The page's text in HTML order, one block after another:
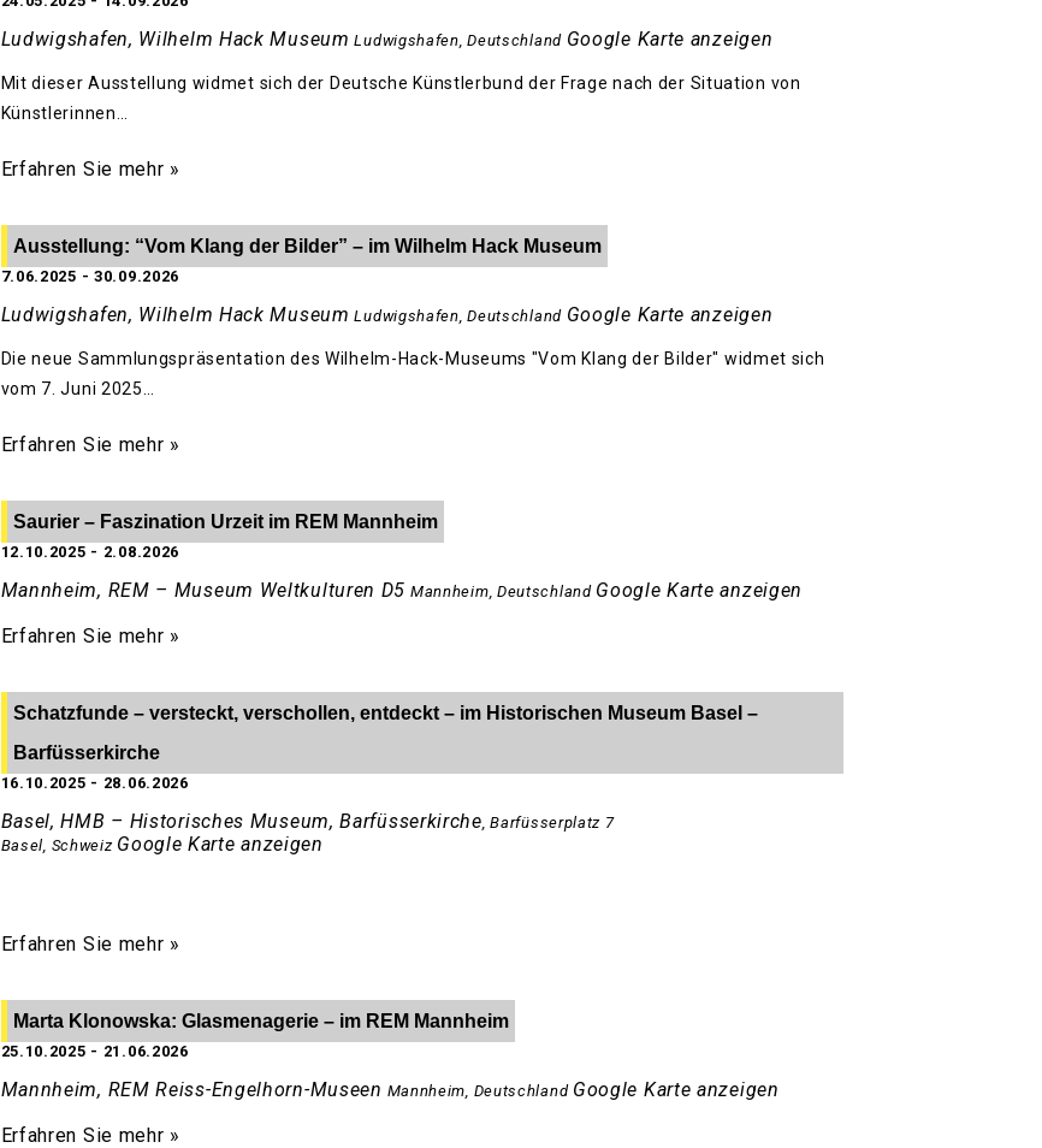
Ludwigshafen, Wilhelm Hack Museum Ludwigshafen Deutschland Google Karte anzeigen
Mit dieser Ausstellung widmet sich der Deutsche Künstlerbund der Frage nach der Situation von
Künstlerinnen…
Erfahren Sie mehr »
Ausstellung: “Vom Klang der Bilder” – im Wilhelm Hack Museum
7.06.2025 -30.09.2026
Ludwigshafen, Wilhelm Hack Museum Ludwigshafen Deutschland Google Karte anzeigen
Die neue Sammlungspräsentation des Wilhelm-Hack-Museums "Vom Klang der Bilder" widmet sich
vom 7. Juni 2025…
Erfahren Sie mehr »
Saurier – Faszination Urzeit im REM Mannheim
12.10.2025 - 2.08.2026
Mannheim, REM – Museum Weltkulturen D5 Mannheim Deutschland Google Karte anzeigen
Erfahren Sie mehr »
Schatzfunde – versteckt, verschollen, entdeckt – im Historischen Museum Basel –
Barfüsserkirche
16.10.2025 - 28.06.2026
Basel, HMB – Historisches Museum, Barfüsserkirche ,Barfüsserplatz 7
Basel Schweiz Google Karte anzeigen
Erfahren Sie mehr »
Marta Klonowska: Glasmenagerie – im REM Mannheim
25.10.2025 - 21.06.2026
Mannheim, REM Reiss-Engelhorn-Museen Mannheim Deutschland Google Karte anzeigen
Erfahren Sie mehr »